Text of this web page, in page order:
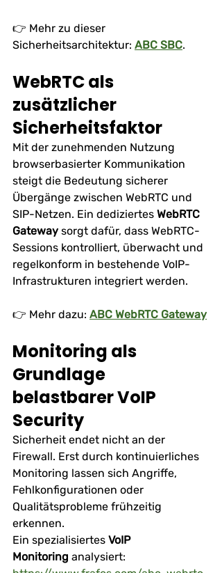
👉 Mehr zu dieser
Sicherheitsarchitektur: ABC SBC.
WebRTC als
zusätzlicher
Sicherheitsfaktor
Mit der zunehmenden Nutzung
browserbasierter Kommunikation
steigt die Bedeutung sicherer
Übergänge zwischen WebRTC und
SIP-Netzen. Ein dediziertes WebRTC
Gateway sorgt dafür, dass WebRTC-
Sessions kontrolliert, überwacht und
regelkonform in bestehende VoIP-
Infrastrukturen integriert werden.
👉 Mehr dazu: ABC WebRTC Gateway
Monitoring als
Grundlage
belastbarer VoIP
Security
Sicherheit endet nicht an der
Firewall. Erst durch kontinuierliches
Monitoring lassen sich Angriffe,
Fehlkonfigurationen oder
Qualitätsprobleme frühzeitig
erkennen.
Ein spezialisiertes VoIP
Monitoring analysiert: